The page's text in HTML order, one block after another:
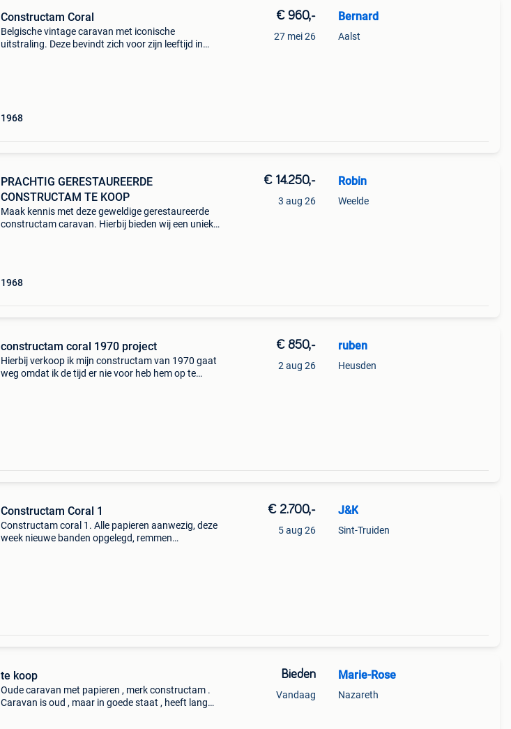
Constructam Coral
Belgische vintage caravan met iconische
uitstraling. Deze bevindt zich voor zijn leeftijd in
1968
€ 960,-
27 mei 26
Bernard
Aalst
PRACHTIG GERESTAUREERDE
CONSTRUCTAM TE KOOP
Maak kennis met deze geweldige gerestaureerde
constructam caravan. Hierbij bieden wij een unieke
1968
€ 14.250,-
3 aug 26
Robin
Weelde
constructam coral 1970 project
Hierbij verkoop ik mijn constructam van 1970 gaat
weg omdat ik de tijd er nie voor heb hem op te
€ 850,-
2 aug 26
ruben
Heusden
Constructam Coral 1
Constructam coral 1. Alle papieren aanwezig, deze
week nieuwe banden opgelegd, remmen
€ 2.700,-
5 aug 26
J&K
Sint-Truiden
te koop
Oude caravan met papieren , merk constructam .
Caravan is oud , maar in goede staat , heeft lang
Bieden
Vandaag
Marie-Rose
Nazareth